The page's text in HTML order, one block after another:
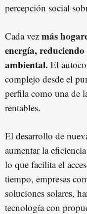
percepción social
Cada vez más
energía,
ambiental. El
complejo desde el
perfila como una de
rentables.
El desarrollo de
aumentar la
lo que facilita el
tiempo, empresas
soluciones solares,
tecnología con